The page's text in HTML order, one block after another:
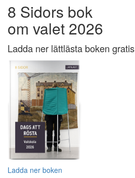
8 Sidors bok
om valet 2026
Ladda ner lättlästa boken gratis
Ladda ner boken